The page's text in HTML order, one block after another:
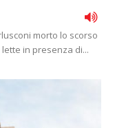
morto lo scorso
in presenza di...